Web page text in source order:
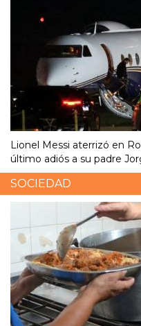
Lionel Messi aterrizó en
último adiós a su padre
SOCIEDAD